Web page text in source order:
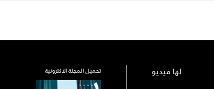
لها فيديو
تحميل المجلة الاكترونية